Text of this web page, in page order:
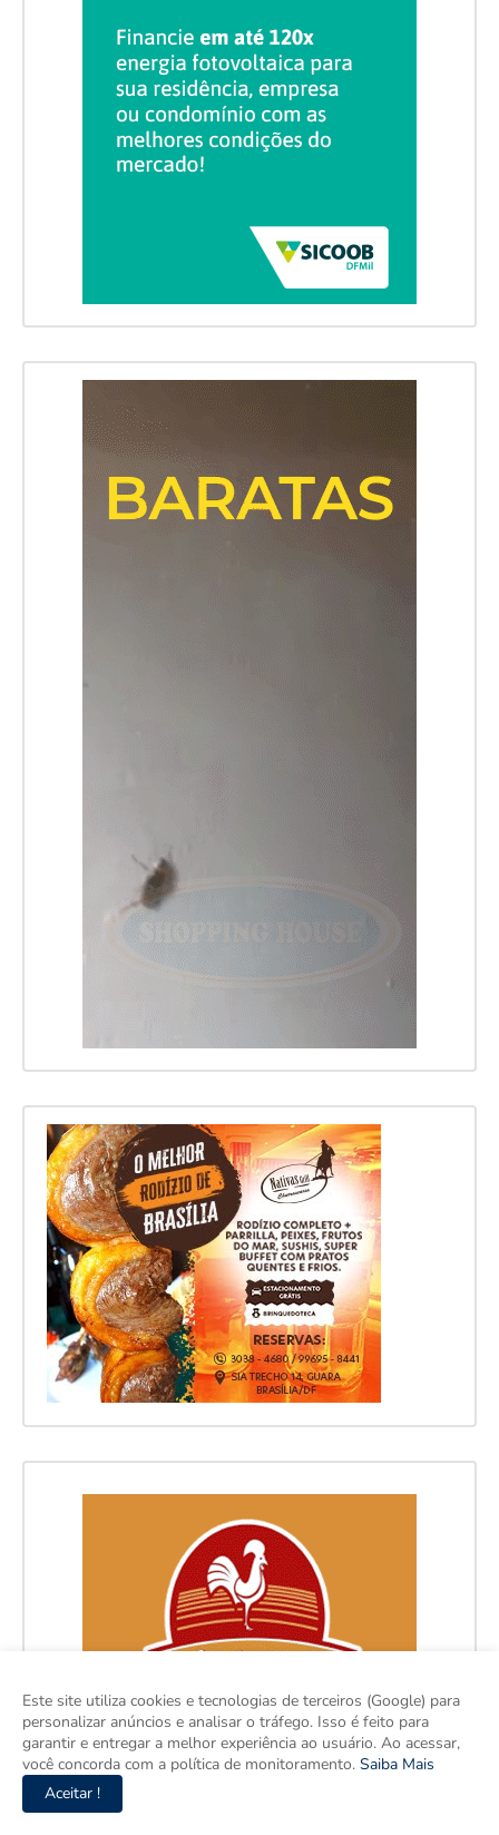
Este site utiliza cookies e tecnologias de terceiros (Google) para
personalizar anúncios e analisar o tráfego. Isso é feito para
garantir e entregar a melhor experiência ao usuário. Ao acessar,
você concorda com a política de monitoramento. Saiba Mais
Aceitar !